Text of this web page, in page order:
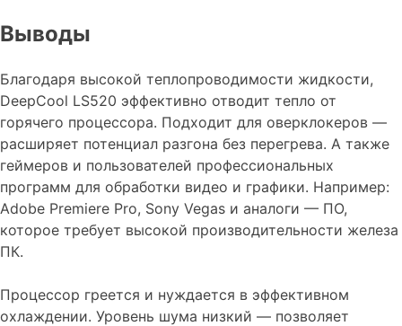
Выводы
Благодаря высокой теплопроводимости жидкости,
DeepCool LS520 эффективно отводит тепло от
горячего процессора. Подходит для оверклокеров —
расширяет потенциал разгона без перегрева. А также
геймеров и пользователей профессиональных
программ для обработки видео и графики. Например:
Adobe Premiere Pro, Sony Vegas и аналоги — ПО,
которое требует высокой производительности железа
ПК.
Процессор греется и нуждается в эффективном
охлаждении. Уровень шума низкий — позволяет